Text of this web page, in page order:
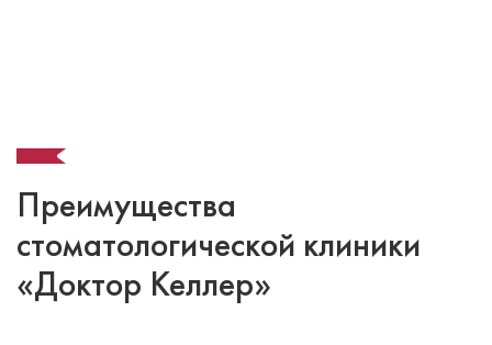
Преимущества
стоматологической клиники
«Доктор Келлер»